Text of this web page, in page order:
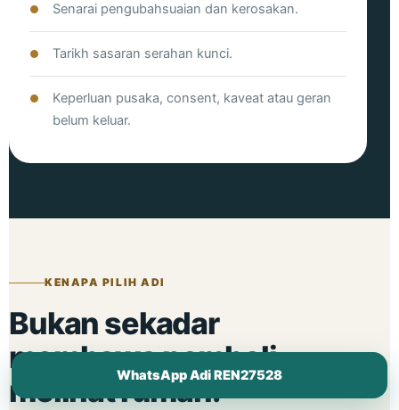
WhatsApp Adi REN27528
Senarai pengubahsuaian dan kerosakan.
Tarikh sasaran serahan kunci.
Keperluan pusaka, consent, kaveat atau geran
belum keluar.
KENAPA PILIH ADI
Bukan sekadar
membawa pembeli
melihat rumah.